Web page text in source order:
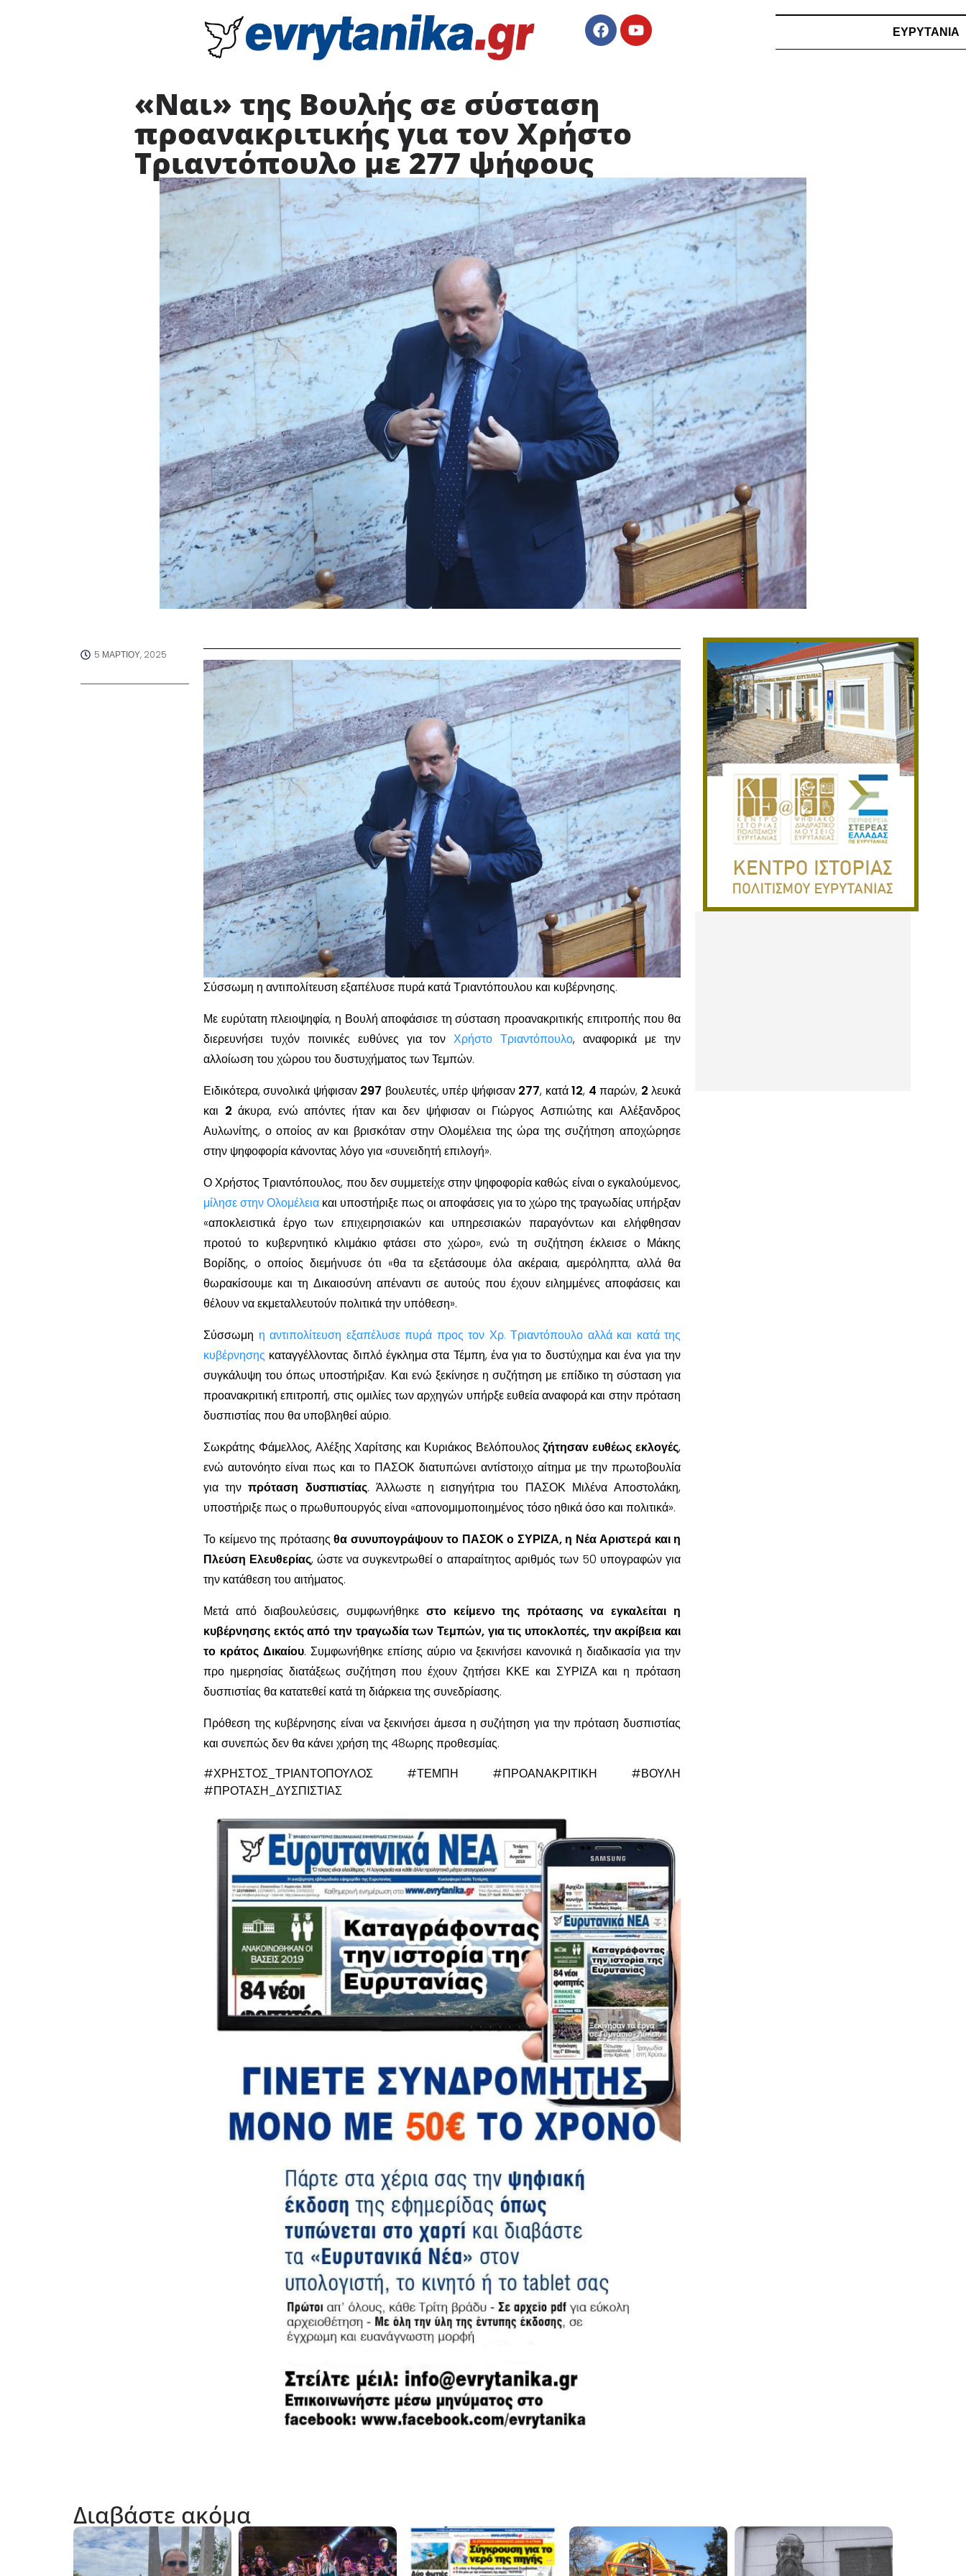
ΕΥΡΥΤΑΝΙΑ
«Ναι» της Βουλής σε σύσταση
προανακριτικής για τον Χρήστο
Τριαντόπουλο με 277 ψήφους
5 ΜΑΡΤΊΟΥ, 2025
Σύσσωμη η αντιπολίτευση εξαπέλυσε πυρά κατά Τριαντόπουλου και κυβέρνησης.
Με ευρύτατη πλειοψηφία, η Βουλή αποφάσισε τη σύσταση προανακριτικής επιτροπής που θα
διερευνήσει τυχόν ποινικές ευθύνες για τονΧρήστο Τριαντόπουλο, αναφορικά με την
αλλοίωση του χώρου του δυστυχήματος των Τεμπών.
Ειδικότερα, συνολικά ψήφισαν 297 βουλευτές, υπέρ ψήφισαν 277, κατά12, 4 παρών, 2 λευκά
και 2 άκυρα, ενώ απόντες ήταν και δεν ψήφισαν οι Γιώργος Ασπιώτης και Αλέξανδρος
Αυλωνίτης, ο οποίος αν και βρισκόταν στην Ολομέλεια της ώρα της συζήτηση αποχώρησε
στην ψηφοφορία κάνοντας λόγο για «συνειδητή επιλογή».
Ο Χρήστος Τριαντόπουλος, που δεν συμμετείχε στην ψηφοφορία καθώς είναι ο εγκαλούμενος,
μίλησε στην Ολομέλεια και υποστήριξε πως οι αποφάσεις για το χώρο της τραγωδίας υπήρξαν
«αποκλειστικά έργο των επιχειρησιακών και υπηρεσιακών παραγόντων και ελήφθησαν
προτού το κυβερνητικό κλιμάκιο φτάσει στο χώρο», ενώ τη συζήτηση έκλεισε ο Μάκης
Βορίδης, ο οποίος διεμήνυσε ότι «θα τα εξετάσουμε όλα ακέραια, αμερόληπτα, αλλά θα
θωρακίσουμε και τη Δικαιοσύνη απέναντι σε αυτούς που έχουν ειλημμένες αποφάσεις και
θέλουν να εκμεταλλευτούν πολιτικά την υπόθεση».
Σύσσωμη η αντιπολίτευση εξαπέλυσε πυρά προς τον Χρ. Τριαντόπουλο αλλά και κατά της
κυβέρνησης καταγγέλλοντας διπλό έγκλημα στα Τέμπη, ένα για το δυστύχημα και ένα για την
συγκάλυψη του όπως υποστήριξαν. Και ενώ ξεκίνησε η συζήτηση με επίδικο τη σύσταση για
προανακριτική επιτροπή, στις ομιλίες των αρχηγών υπήρξε ευθεία αναφορά και στην πρόταση
δυσπιστίας που θα υποβληθεί αύριο.
Σωκράτης Φάμελλος, Αλέξης Χαρίτσης και Κυριάκος Βελόπουλοςζήτησαν ευθέως εκλογές,
ενώ αυτονόητο είναι πως και το ΠΑΣΟΚ διατυπώνει αντίστοιχο αίτημα με την πρωτοβουλία
για τηνπρόταση δυσπιστίας. Άλλωστε η εισηγήτρια του ΠΑΣΟΚ Μιλένα Αποστολάκη,
υποστήριξε πως ο πρωθυπουργός είναι «απονομιμοποιημένος τόσο ηθικά όσο και πολιτικά».
Το κείμενο της πρότασης θα συνυπογράψουν το ΠΑΣΟΚ ο ΣΥΡΙΖΑ, η Νέα Αριστερά και η
Πλεύση Ελευθερίας, ώστε να συγκεντρωθεί ο απαραίτητος αριθμός των 50 υπογραφών για
την κατάθεση του αιτήματος.
Μετά από διαβουλεύσεις, συμφωνήθηκε στο κείμενο της πρότασης να εγκαλείται η
κυβέρνησης εκτός από την τραγωδία των Τεμπών, για τις υποκλοπές, την ακρίβεια και
το κράτος Δικαίου. Συμφωνήθηκε επίσης αύριο να ξεκινήσει κανονικά η διαδικασία για την
προ ημερησίας διατάξεως συζήτηση που έχουν ζητήσει ΚΚΕ και ΣΥΡΙΖΑ και η πρόταση
δυσπιστίας θα κατατεθεί κατά τη διάρκεια της συνεδρίασης.
Πρόθεση της κυβέρνησης είναι να ξεκινήσει άμεσα η συζήτηση για την πρόταση δυσπιστίας
και συνεπώς δεν θα κάνει χρήση της 48ωρης προθεσμίας.
#ΧΡΗΣΤΟΣ_ΤΡΙΑΝΤΟΠΟΥΛΟΣ #ΤΕΜΠΗ #ΠΡΟΑΝΑΚΡΙΤΙΚΗ #ΒΟΥΛΗ
#ΠΡΟΤΑΣΗ_ΔΥΣΠΙΣΤΙΑΣ
Διαβάστε ακόμα